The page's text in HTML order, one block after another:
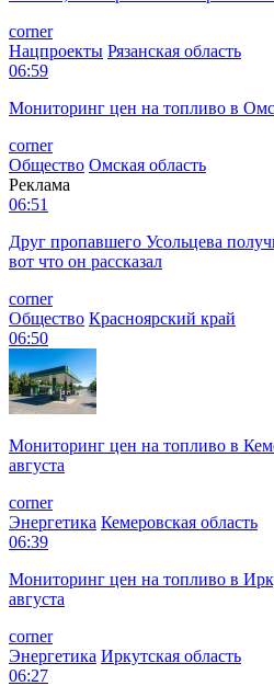
corner
Нацпроекты Рязанская область
06:59
Мониторинг цен на топливо в
corner
Общество Омская область
Реклама
06:51
Друг пропавшего Усольцева
вот что он рассказал
corner
Общество Красноярский край
06:50
Мониторинг цен на топливо в
августа
corner
Энергетика Кемеровская область
06:39
Мониторинг цен на топливо в
августа
corner
Энергетика Иркутская область
06:27